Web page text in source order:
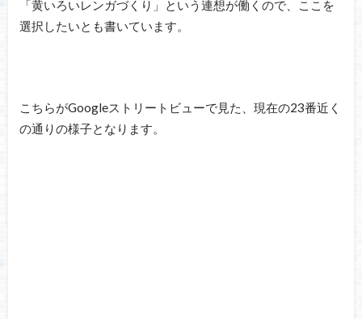
「黄いろいレンガづくり」という連想が働くので、ここを
選択したいとも書いています。
こちらがGoogleストリートビューで見た、現在の23番近く
の通りの様子となります。